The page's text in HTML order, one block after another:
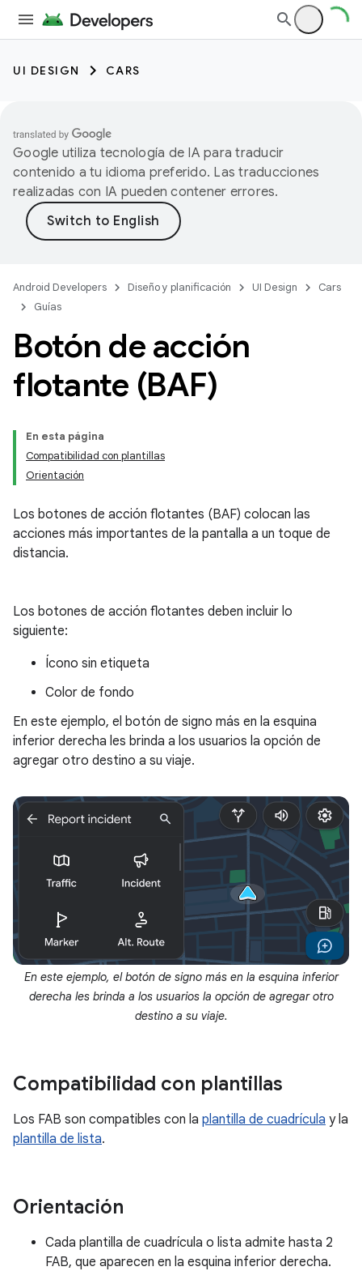
UI DESIGN CARS
Google utiliza tecnología de IA para traducir
contenido a tu idioma preferido. Las traducciones
realizadas con IA pueden contener errores.
Android Developers Diseño y planificación UI Design
Cars
Guías
Botón de acción
flotante (BAF)
En esta página
Compatibilidad con plantillas
Orientación
Los botones de acción flotantes (BAF) colocan las
acciones más importantes de la pantalla a un toque de
distancia.
Los botones de acción flotantes deben incluir lo
siguiente:
Ícono sin etiqueta
Color de fondo
En este ejemplo, el botón de signo más en la esquina
inferior derecha les brinda a los usuarios la opción de
agregar otro destino a su viaje.
En este ejemplo, el botón de signo más en la esquina inferior
derecha les brinda a los usuarios la opción de agregar otro
destino a su viaje.
Compatibilidad con plantillas
Los FAB son compatibles con la plantilla de cuadrícula y la
plantilla de lista.
Orientación
Cada plantilla de cuadrícula o lista admite hasta 2
FAB, que aparecen en la esquina inferior derecha.